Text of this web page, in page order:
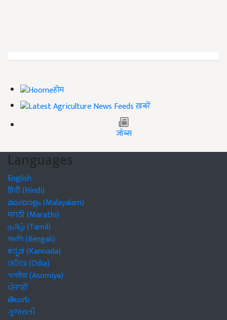
होम
ख़बरें
जॉब्स
Languages
English
हिंदी (Hindi)
മലയാളം (Malayalam)
मराठी (Marathi)
தமிழ் (Tamil)
বাঙালি (Bengali)
ಕನ್ನಡ (Kannada)
ଓଡିଆ (Odia)
অসমীয়া (Asomiya)
ਪੰਜਾਬੀ
తెలుగు
ગુજરાતી